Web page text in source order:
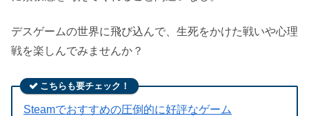
デスゲームの世界に飛び込んで、生死をかけた戦いや心理
戦を楽しんでみませんか？
こちらも要チェック！
Steamでおすすめの圧倒的に好評なゲーム